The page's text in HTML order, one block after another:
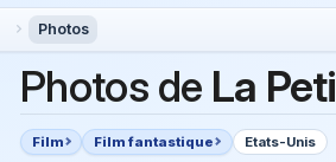
Photos
Photos de La
Film Film fantastique Etats-Unis